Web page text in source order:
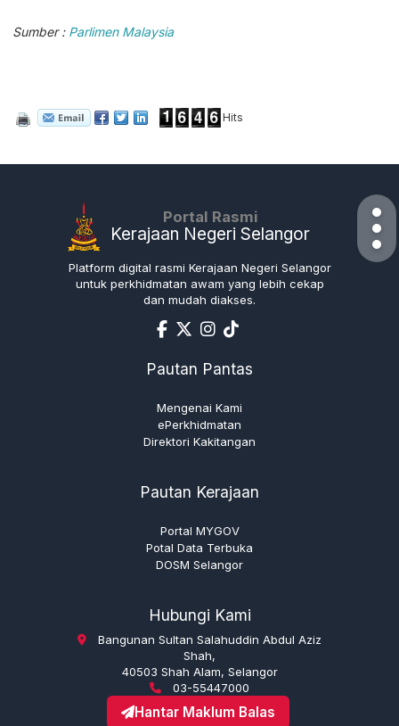
Sumber : Parlimen Malaysia
Hits
Portal Rasmi
Kerajaan Negeri Selangor
Platform digital rasmi Kerajaan Negeri Selangor
untuk perkhidmatan awam yang lebih cekap
dan mudah diakses.
Pautan Pantas
Mengenai Kami
ePerkhidmatan
Direktori Kakitangan
Pautan Kerajaan
Portal MYGOV
Potal Data Terbuka
DOSM Selangor
Hubungi Kami
Bangunan Sultan Salahuddin Abdul Aziz
Shah,
40503 Shah Alam, Selangor
03-55447000
Hantar Maklum Balas